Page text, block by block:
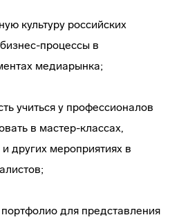
культуру российских
процессы в
медиарынка;
учиться у профессионалов
в мастер-классах,
других мероприятиях в
для представления